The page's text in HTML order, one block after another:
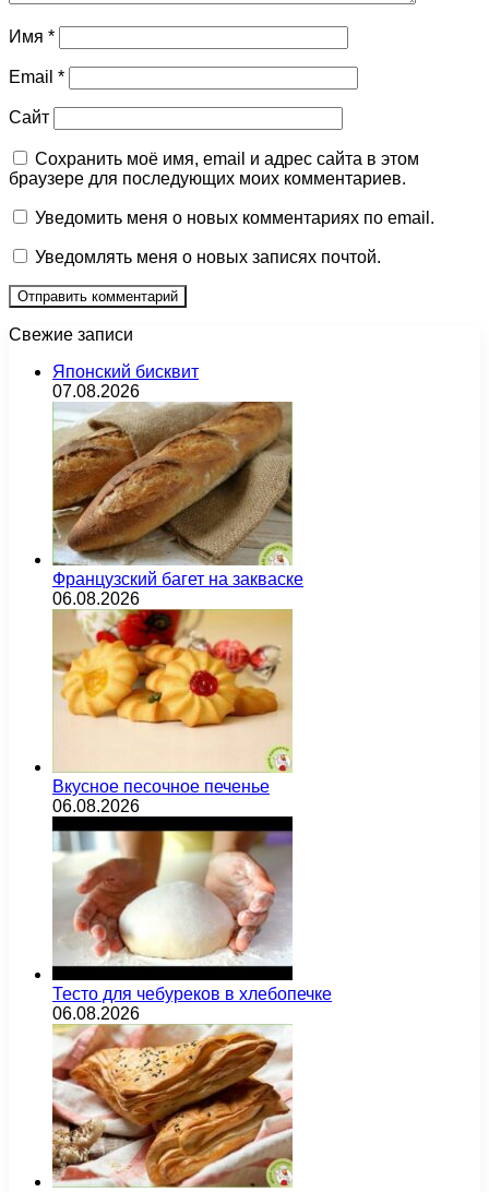
Имя *
Email *
Сайт
Сохранить моё имя, email и адрес сайта в этом
браузере для последующих моих комментариев.
Уведомить меня о новых комментариях по email.
Уведомлять меня о новых записях почтой.
Свежие записи
Японский бисквит
07.08.2026
Французский багет на закваске
06.08.2026
Вкусное песочное печенье
06.08.2026
Тесто для чебуреков в хлебопечке
06.08.2026